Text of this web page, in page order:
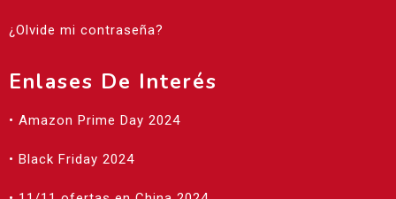
¿Olvide mi contraseña?
Enlases De Interés
• Amazon Prime Day 2024
• Black Friday 2024